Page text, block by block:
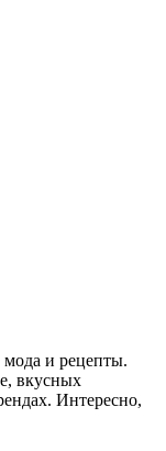
и рецепты.
вкусных
Интересно,